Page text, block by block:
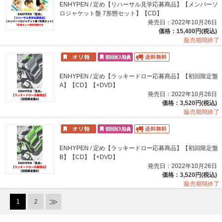
ENHYPEN / 定め【リハーサル見学応募商品】【メンバーソ
ロジャケット盤 7形態セット】【CD】
発売日：2022年10月26日
価格：15,400円(税込)
販売期間終了
ENHYPEN / 定め【ラッキードロー応募商品】【初回限定盤
A】【CD】【+DVD】
発売日：2022年10月26日
価格：3,520円(税込)
販売期間終了
ENHYPEN / 定め【ラッキードロー応募商品】【初回限定盤
B】【CD】【+DVD】
発売日：2022年10月26日
価格：3,520円(税込)
販売期間終了
1 2